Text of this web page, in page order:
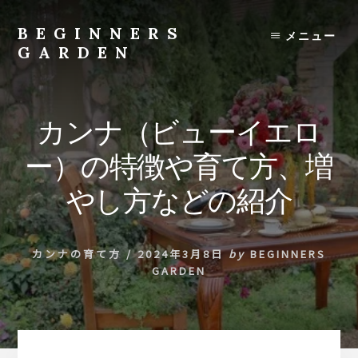
content
BEGINNERS
GARDEN
の
種
類
や
育
て
方
の
紹
介
を
行
メニュー
カンナ（ビューイエロ
ー）の特徴や育て方、増
やし方などの紹介
カンナの育て方/ 2024年3月8日 by BEGINNERS
GARDEN